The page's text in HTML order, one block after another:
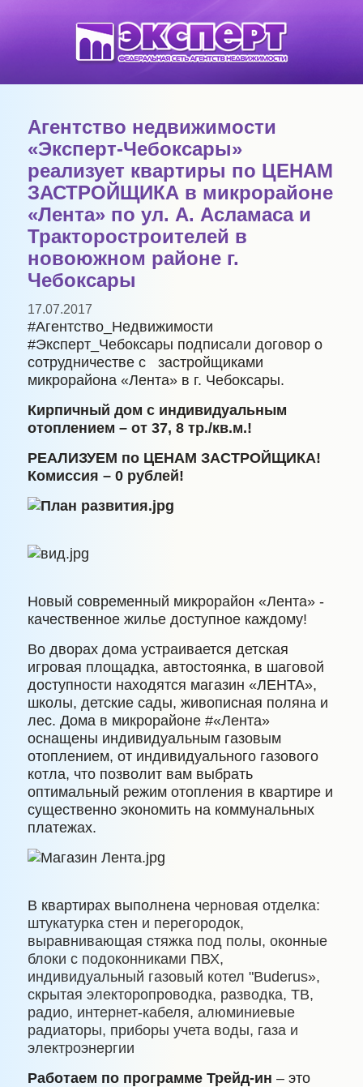
Агентство недвижимости
«Эксперт-Чебоксары»
реализует квартиры по ЦЕНАМ
ЗАСТРОЙЩИКА в микрорайоне
«Лента» по ул. А. Асламаса и
Тракторостроителей в
новоюжном районе г.
Чебоксары
17.07.2017
#Агентство_Недвижимости
#Эксперт_Чебоксары подписали договор о
сотрудничестве с застройщиками
микрорайона «Лента» в г. Чебоксары.
Кирпичный дом с индивидуальным
отоплением – от 37, 8 тр./кв.м.!
РЕАЛИЗУЕМ по ЦЕНАМ ЗАСТРОЙЩИКА!
Комиссия – 0 рублей!
Новый современный микрорайон «Лента» -
качественное жилье доступное каждому!
Во дворах дома устраивается детская
игровая площадка, автостоянка, в шаговой
доступности находятся магазин «ЛЕНТА»,
школы, детские сады, живописная поляна и
лес. Дома в микрорайоне #«Лента»
оснащены индивидуальным газовым
отоплением, от индивидуального газового
котла, что позволит вам выбрать
оптимальный режим отопления в квартире и
существенно экономить на коммунальных
платежах.
В квартирах выполнена черновая отделка:
штукатурка стен и перегородок,
выравнивающая стяжка под полы, оконные
блоки с подоконниками ПВХ,
индивидуальный газовый котел "Buderus»,
скрытая электоропроводка, разводка, ТВ,
радио, интернет-кабеля, алюминиевые
радиаторы, приборы учета воды, газа и
электроэнергии
Работаем по программе Трейд-ин – это